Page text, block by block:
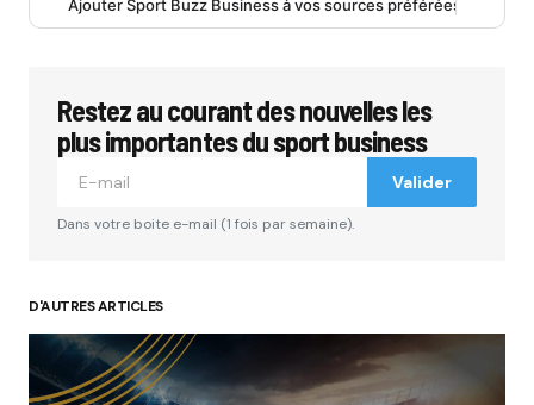
Ajouter Sport Buzz Business à vos sources préférées
Restez au courant des nouvelles les
plus importantes du sport business
Valider
Dans votre boite e-mail (1 fois par semaine).
D'AUTRES ARTICLES